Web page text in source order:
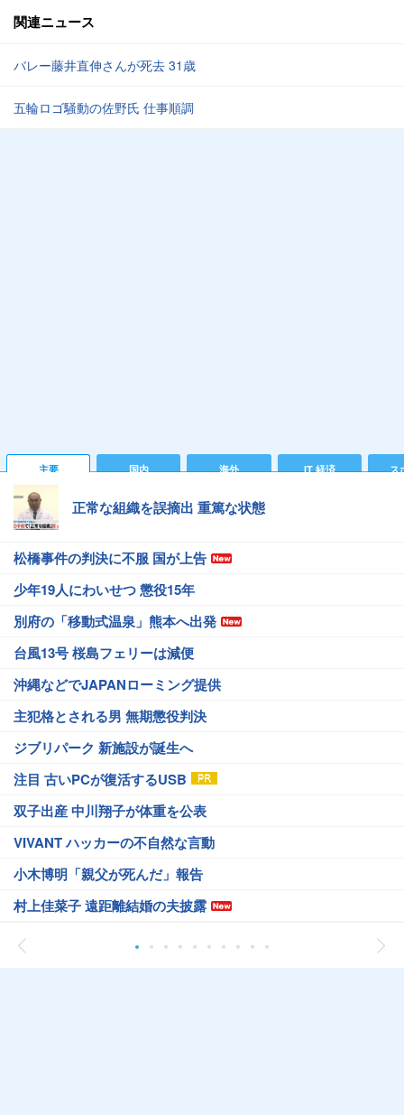
関連ニュース
バレー藤井直伸さんが死去 31歳
五輪ロゴ騒動の佐野氏 仕事順調
主要 国内 海外 IT 経済 ス
正常な組織を誤摘出 重篤な状態
松橋事件の判決に不服 国が上告
少年19人にわいせつ 懲役15年
別府の「移動式温泉」熊本へ出発
台風13号 桜島フェリーは減便
沖縄などでJAPANローミング提供
主犯格とされる男 無期懲役判決
ジブリパーク 新施設が誕生へ
注目 古いPCが復活するUSB
双子出産 中川翔子が体重を公表
VIVANT ハッカーの不自然な言動
小木博明「親父が死んだ」報告
村上佳菜子 遠距離結婚の夫披露